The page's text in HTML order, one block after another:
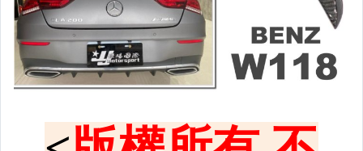
LED第三剎車燈.LED燈泡
各車系專用DRL日行燈
車身標誌MARK.車身飾條
升降機.汽車零件.鈑金零件